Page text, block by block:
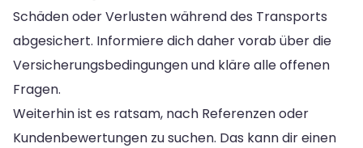
Schäden oder Verlusten während des Transports
abgesichert. Informiere dich daher vorab über die
Versicherungsbedingungen und kläre alle offenen
Fragen.
Weiterhin ist es ratsam, nach Referenzen oder
Kundenbewertungen zu suchen. Das kann dir einen